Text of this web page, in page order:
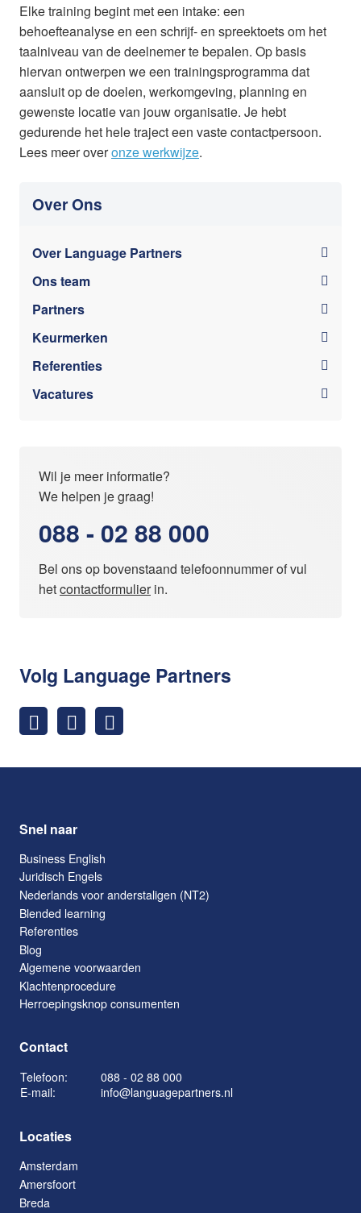
Elke training begint met een intake: een
behoefteanalyse en een schrijf- en spreektoets om het
taalniveau van de deelnemer te bepalen. Op basis
hiervan ontwerpen we een trainingsprogramma dat
aansluit op de doelen, werkomgeving, planning en
gewenste locatie van jouw organisatie. Je hebt
gedurende het hele traject een vaste contactpersoon.
Lees meer overonze werkwijze.
Over Ons
Over Language Partners
Ons team
Partners
Keurmerken
Referenties
Vacatures
Wil je meer informatie?
We helpen je graag!
088 - 02 88 000
Bel ons op bovenstaand telefoonnummer of vul
hetcontactformulierin.
Volg Language Partners
Snel naar
Business English
Juridisch Engels
Nederlands voor anderstaligen (NT2)
Blended learning
Referenties
Blog
Algemene voorwaarden
Klachtenprocedure
Herroepingsknop consumenten
Contact
Telefoon:
088 - 02 88 000
E-mail:
info@languagepartners.nl
Locaties
Amsterdam
Amersfoort
Breda